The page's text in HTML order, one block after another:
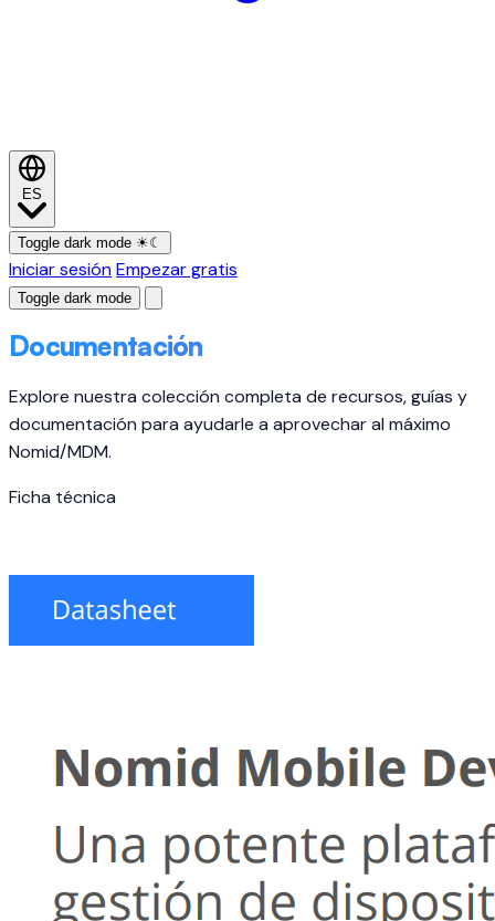
ES
Toggle dark mode ☀☾
Iniciar sesiónEmpezar gratis
Toggle dark mode
Documentación
Explore nuestra colección completa de recursos, guías y
documentación para ayudarle a aprovechar al máximo
Nomid/MDM.
Ficha técnica